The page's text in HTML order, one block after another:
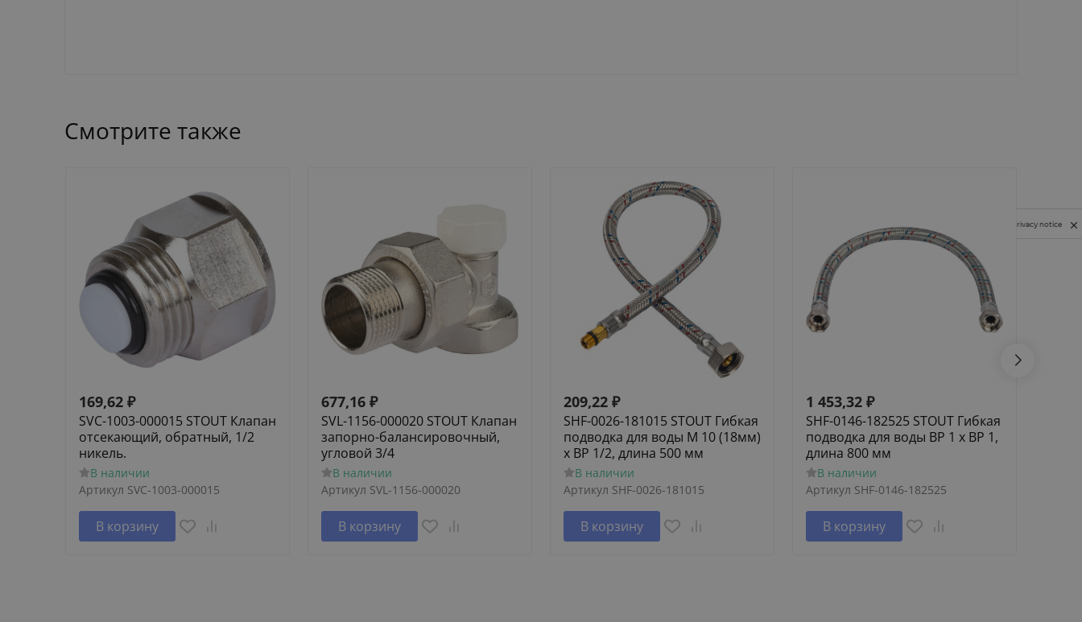
Смотрите также
169,62 ₽
SVC-1003-000015 STOUT Клапан
отсекающий, обратный, 1/2
никель.
В наличии
Артикул SVC-1003-000015
В корзину
677,16 ₽
SVL-1156-000020 STOUT Клапан
запорно-балансировочный,
угловой 3/4
В наличии
Артикул SVL-1156-000020
В корзину
209,22 ₽
SHF-0026-181015 STOUT Гибкая
подводка для воды M 10 (18мм)
х ВР 1/2, длина 500 мм
В наличии
Артикул SHF-0026-181015
В корзину
1 453,32 ₽
SHF-0146-182525 STOUT Гибкая
подводка для воды ВР 1 х ВР 1,
длина 800 мм
В наличии
Артикул SHF-0146-182525
В корзину
Privacy notice